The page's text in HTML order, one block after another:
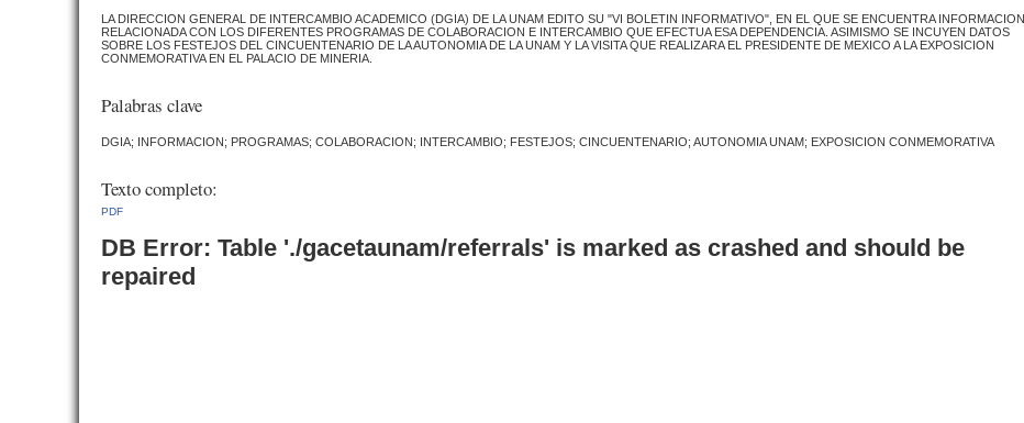
LA DIRECCION GENERAL DE INTERCAMBIO ACADEMICO (DGIA) DE LA UNAM EDITO SU "VI BOLETIN INFORMATIVO", EN EL QUE SE ENCUENTRA INFORMACION
RELACIONADA CON LOS DIFERENTES PROGRAMAS DE COLABORACION E INTERCAMBIO QUE EFECTUA ESA DEPENDENCIA. ASIMISMO SE INCUYEN DATOS
SOBRE LOS FESTEJOS DEL CINCUENTENARIO DE LA AUTONOMIA DE LA UNAM Y LA VISITA QUE REALIZARA EL PRESIDENTE DE MEXICO A LA EXPOSICION
CONMEMORATIVA EN EL PALACIO DE MINERIA.
Palabras clave
DGIA; INFORMACION; PROGRAMAS; COLABORACION; INTERCAMBIO; FESTEJOS; CINCUENTENARIO; AUTONOMIA UNAM; EXPOSICION CONMEMORATIVA
Texto completo:
PDF
DB Error: Table './gacetaunam/referrals' is marked as crashed and should be
repaired